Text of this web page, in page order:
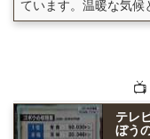
ています。温暖な気候
テレ
ぼう